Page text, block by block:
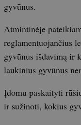
gyvūnus.
Atmintinėje
reglamentuojančius
gyvūnus išdavimą ir
laukinius gyvūnus
Įdomu paskaityti
ir sužinoti, kokius